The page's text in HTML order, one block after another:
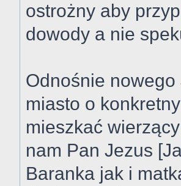
ostrożny aby
dowody a nie
Odnośnie
miasto o
mieszkać
nam Pan Jezus
Baranka jak i